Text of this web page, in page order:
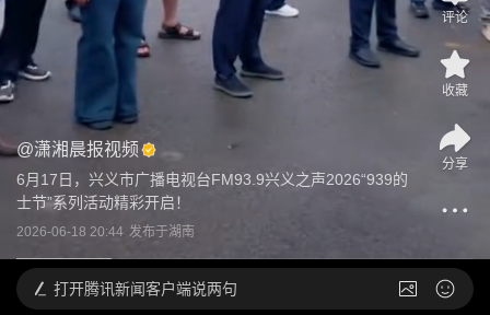
@潇湘晨报视频
6月17日，兴义市广播电视台FM93.9兴义之声2026“939的
士节”系列活动精彩开启！
2026-06-18 20:44 发布于湖南
评论
收藏
分享
打开腾讯新闻客户端说两句